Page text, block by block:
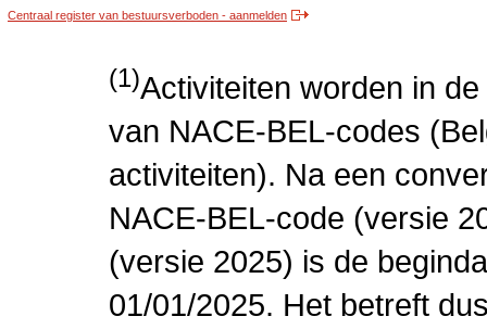
Centraal register van bestuursverboden - aanmelden
(1)Activiteiten worden in
van NACE-BEL-codes
activiteiten). Na een
NACE-BEL-code (versie
(versie 2025) is de
01/01/2025. Het betreft